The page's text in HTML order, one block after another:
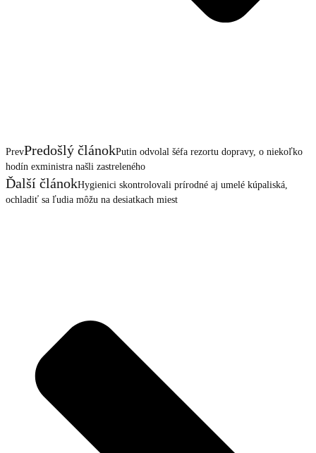
PrevPredošlý článokPutin odvolal šéfa rezortu dopravy, o niekoľko
hodín exministra našli zastreleného
Ďalší článokHygienici skontrolovali prírodné aj umelé kúpaliská,
ochladiť sa ľudia môžu na desiatkach miest